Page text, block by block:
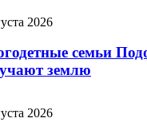
2026
семьи
землю
2026